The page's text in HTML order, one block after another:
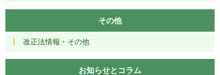
その他
改正法情報・その他
お知らせとコラム